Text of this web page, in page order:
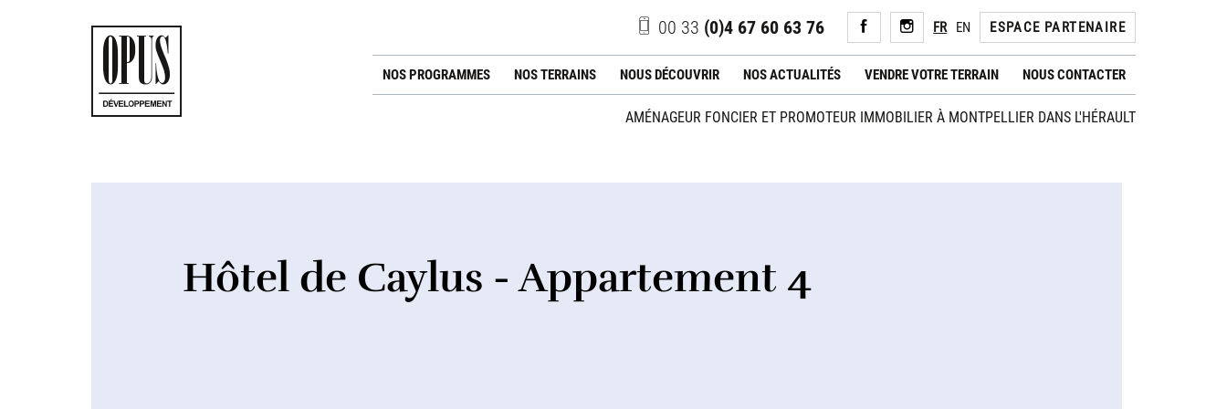
00 33 (0)4 67 60 63 76 FR EN ESPACE PARTENAIRE
NOS PROGRAMMES NOS TERRAINS NOUS DÉCOUVRIR NOS ACTUALITÉS VENDRE VOTRE TERRAIN NOUS CONTACTER
AMÉNAGEUR FONCIER ET PROMOTEUR IMMOBILIER À MONTPELLIER DANS L'HÉRAULT
Hôtel de Caylus - Appartement 4